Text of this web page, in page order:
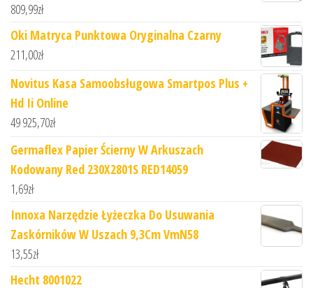
809,99zł
Oki Matryca Punktowa Oryginalna Czarny
211,00zł
Novitus Kasa Samoobsługowa Smartpos Plus +
Hd Ii Online
49 925,70zł
Germaflex Papier Ścierny W Arkuszach
Kodowany Red 230X2801S RED14059
1,69zł
Innoxa Narzędzie Łyżeczka Do Usuwania
Zaskórników W Uszach 9,3Cm VmN58
13,55zł
Hecht 8001022